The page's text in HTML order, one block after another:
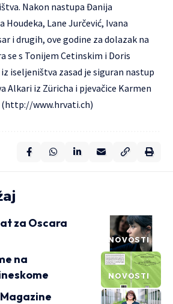
Nakon nastupa Đanija
Houdeka, Lane Jurčević, Ivana
i drugih, ove godine za dolazak na
se s Tonijem Cetinskim i Doris
iz iseljeništva zasad je siguran nastup
Alkari iz Züricha i pjevačice Karmen
http://www.hrvati.ch)
NOVOSTI
za Oscara
NOVOSTI
na